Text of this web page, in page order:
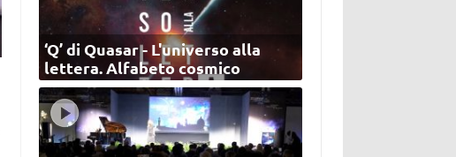
‘Q’ di Quasar - L'universo alla
lettera. Alfabeto cosmico